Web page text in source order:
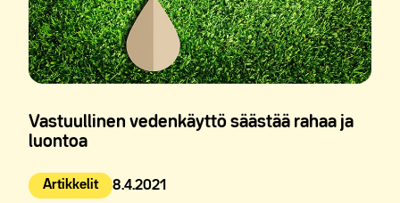
Vastuullinen vedenkäyttö säästää rahaa ja
luontoa
Artikkelit
Julkaistu: 8.4.2021